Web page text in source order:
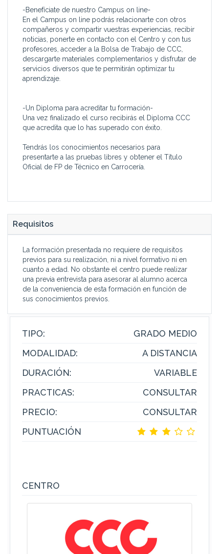
-Benefíciate de nuestro Campus on line-
En el Campus on line podrás relacionarte con otros
compañeros y compartir vuestras experiencias, recibir
noticias, ponerte en contacto con el Centro y con tus
profesores, acceder a la Bolsa de Trabajo de CCC,
descargarte materiales complementarios y disfrutar de
servicios diversos que te permitirán optimizar tu
aprendizaje.
-Un Diploma para acreditar tu formación-
Una vez finalizado el curso recibirás el Diploma CCC
que acredita que lo has superado con éxito.
Tendrás los conocimientos necesarios para
presentarte a las pruebas libres y obtener el Título
Oficial de FP de Técnico en Carrocería.
Requisitos
La formación presentada no requiere de requisitos
previos para su realización, ni a nivel formativo ni en
cuanto a edad. No obstante el centro puede realizar
una previa entrevista para asesorar al alumno acerca
de la conveniencia de esta formación en función de
sus conocimientos previos.
TIPO:
GRADO MEDIO
MODALIDAD:
A DISTANCIA
DURACIÓN:
VARIABLE
PRACTICAS:
CONSULTAR
PRECIO:
CONSULTAR
PUNTUACIÓN
CENTRO